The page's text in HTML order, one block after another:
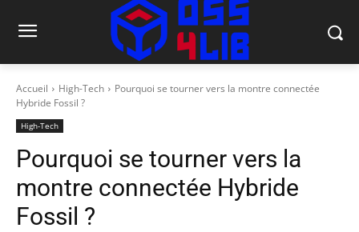
Accueil High-Tech
Pourquoi se tourner vers la montre connectée
Hybride Fossil ?
High-Tech
Pourquoi se tourner vers la
montre connectée Hybride
Fossil ?